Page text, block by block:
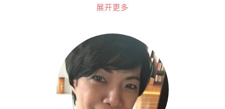
学术委员会委员。展开更多